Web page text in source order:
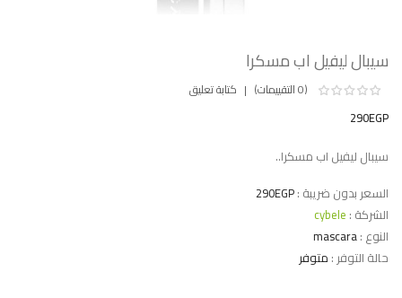
سيبال ليفيل اب مسكرا
(0 التقييمات) كتابة تعليق
290EGP
سيبال ليفيل اب مسكرا..
السعر بدون ضريبة :290EGP
الشركة : cybele
النوع :mascara
حالة التوفر : متوفر